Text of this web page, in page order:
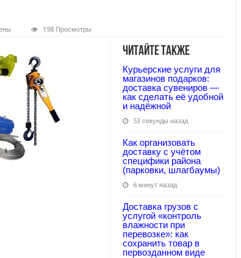
198 Просмотры
Читайте также
Курьерские услуги для
магазинов подарков:
доставка сувениров —
как сделать её удобной
и надёжной
53 секунды назад
Как организовать
доставку с учётом
специфики района
(парковки, шлагбаумы)
6 минут назад
Доставка грузов с
услугой «контроль
влажности при
перевозке»: как
сохранить товар в
первозданном виде